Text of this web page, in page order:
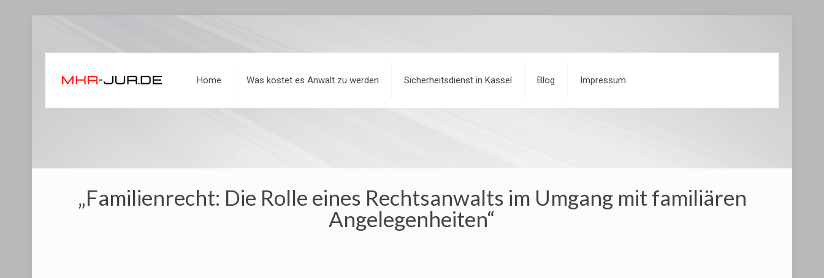
Home Was kostet es Anwalt zu werden Sicherheitsdienst in Kassel Blog Impressum
„Familienrecht: Die Rolle eines Rechtsanwalts im Umgang mit familiären
Angelegenheiten“